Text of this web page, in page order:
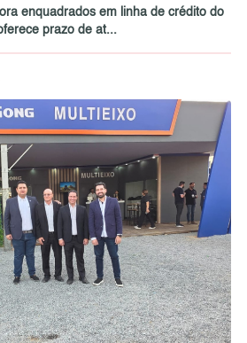
enquadrados em linha de crédito do
prazo de at...